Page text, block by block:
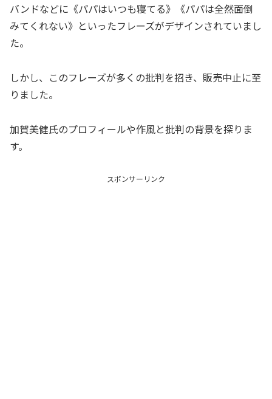
バンドなどに《パパはいつも寝てる》《パパは全然面倒
みてくれない》といったフレーズがデザインされていまし
た。
しかし、このフレーズが多くの批判を招き、販売中止に至
りました。
加賀美健氏のプロフィールや作風と批判の背景を探りま
す。
スポンサーリンク